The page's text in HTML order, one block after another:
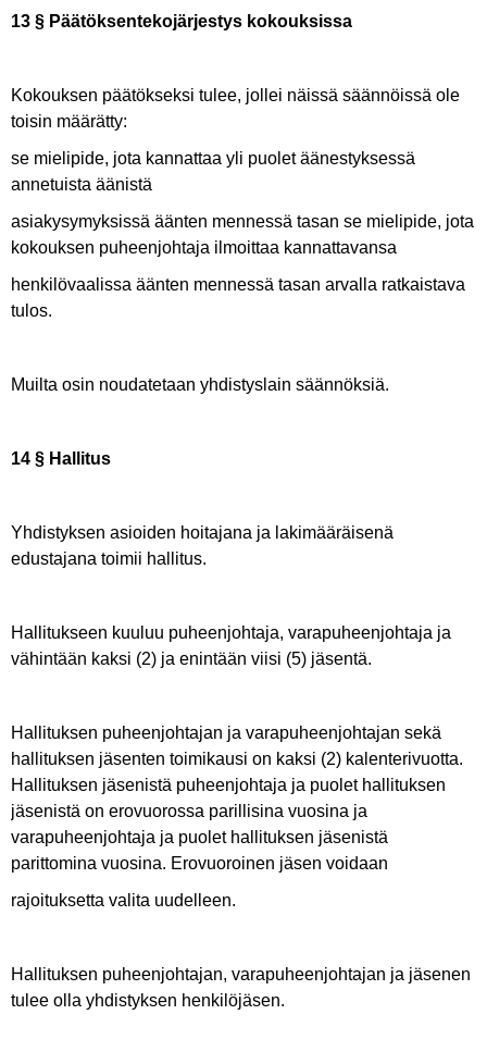
13 § Päätöksentekojärjestys kokouksissa
Kokouksen päätökseksi tulee, jollei näissä säännöissä ole
toisin määrätty:
se mielipide, jota kannattaa yli puolet äänestyksessä
annetuista äänistä
asiakysymyksissä äänten mennessä tasan se mielipide, jota
kokouksen puheenjohtaja ilmoittaa kannattavansa
henkilövaalissa äänten mennessä tasan arvalla ratkaistava
tulos.
Muilta osin noudatetaan yhdistyslain säännöksiä.
14 § Hallitus
Yhdistyksen asioiden hoitajana ja lakimääräisenä
edustajana toimii hallitus.
Hallitukseen kuuluu puheenjohtaja, varapuheenjohtaja ja
vähintään kaksi (2) ja enintään viisi (5) jäsentä.
Hallituksen puheenjohtajan ja varapuheenjohtajan sekä
hallituksen jäsenten toimikausi on kaksi (2) kalenterivuotta.
Hallituksen jäsenistä puheenjohtaja ja puolet hallituksen
jäsenistä on erovuorossa parillisina vuosina ja
varapuheenjohtaja ja puolet hallituksen jäsenistä
parittomina vuosina. Erovuoroinen jäsen voidaan
rajoituksetta valita uudelleen.
Hallituksen puheenjohtajan, varapuheenjohtajan ja jäsenen
tulee olla yhdistyksen henkilöjäsen.